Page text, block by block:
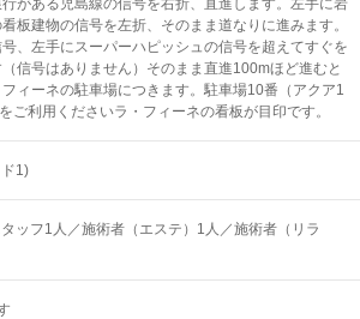
がある児島線の信号を右折、直進します。左手に岩
板建物の信号を左折、そのまま道なりに進みます。
、左手にスーパーハピッシュの信号を超えてすぐを
信号はありません）そのまま直進100mほど進むと
ィーネの駐車場につきます。駐車場10番（アクア1
ご利用くださいラ・フィーネの看板が目印です。
1)
ッフ1人／施術者（エステ）1人／施術者（リラ